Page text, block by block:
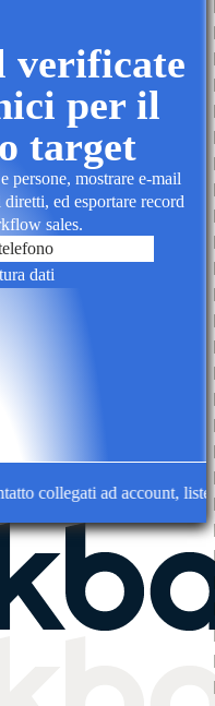
verificate
per il
target
persone, mostrare e-mail
ed esportare record
sales.
dati
collegati ad account, liste